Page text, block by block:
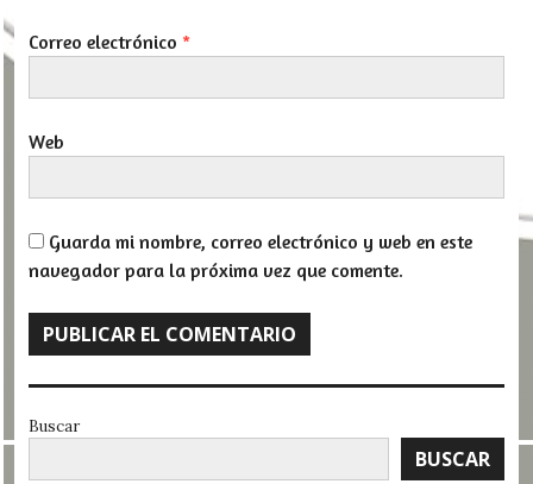
Correo electrónico *
Web
Guarda mi nombre, correo electrónico y web en este
navegador para la próxima vez que comente.
Buscar
BUSCAR